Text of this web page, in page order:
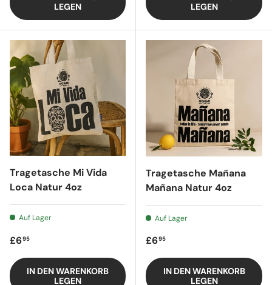
LEGEN
LEGEN
Tragetasche Mi Vida
Loca Natur 4oz
Auf Lager
Regulärer Preis
£695
IN DEN WARENKORB
LEGEN
Tragetasche Mañana
Mañana Natur 4oz
Auf Lager
Regulärer Preis
£695
IN DEN WARENKORB
LEGEN